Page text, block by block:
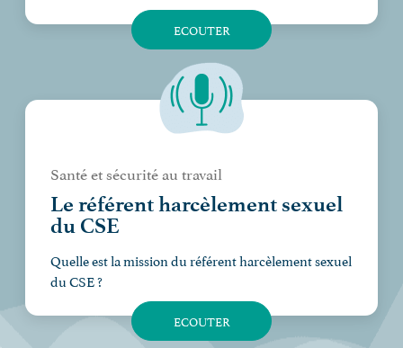
ECOUTER
Santé et sécurité au travail
Le référent harcèlement sexuel
du CSE
Quelle est la mission du référent harcèlement sexuel
du CSE ?
ECOUTER